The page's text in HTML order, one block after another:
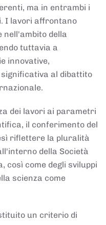
ma in entrambi i
I lavori affrontano
nell'ambito della
tuttavia a
innovative,
al dibattito
dei lavori ai parametri
il conferimento del
riflettere la pluralità
della Società
così come degli sviluppi
scienza come
un criterio di